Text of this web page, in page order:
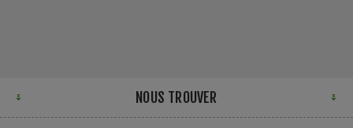
NOUS TROUVER